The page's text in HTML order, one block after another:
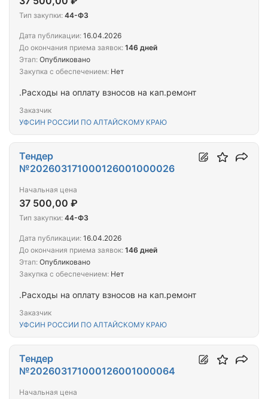
.Расходы на оплату взносов на кап.ремонт
Заказчик
УФСИН РОССИИ ПО АЛТАЙСКОМУ КРАЮ
Тип закупки: 44-ФЗ
Дата публикации: 16.04.2026
До окончания приема заявок: 146 дней
Этап: Опубликовано
Закупка с обеспечением: Нет
.Расходы на оплату взносов на кап.ремонт
Заказчик
УФСИН РОССИИ ПО АЛТАЙСКОМУ КРАЮ
Тендер
№202603171000126001000026
Начальная цена
37 500,00 ₽
Тип закупки: 44-ФЗ
Дата публикации: 16.04.2026
До окончания приема заявок: 146 дней
Этап: Опубликовано
Закупка с обеспечением: Нет
Тендер
№202603171000126001000064
Начальная цена